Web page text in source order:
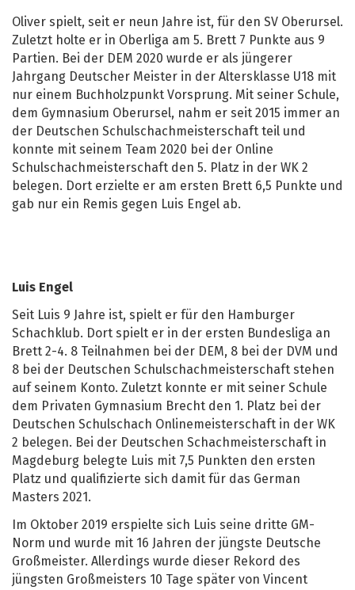
Oliver spielt, seit er neun Jahre ist, für den SV Oberursel.
Zuletzt holte er in Oberliga am 5. Brett 7 Punkte aus 9
Partien. Bei der DEM 2020 wurde er als jüngerer
Jahrgang Deutscher Meister in der Altersklasse U18 mit
nur einem Buchholzpunkt Vorsprung. Mit seiner Schule,
dem Gymnasium Oberursel, nahm er seit 2015 immer an
der Deutschen Schulschachmeisterschaft teil und
konnte mit seinem Team 2020 bei der Online
Schulschachmeisterschaft den 5. Platz in der WK 2
belegen. Dort erzielte er am ersten Brett 6,5 Punkte und
gab nur ein Remis gegen Luis Engel ab.
Luis Engel
Seit Luis 9 Jahre ist, spielt er für den Hamburger
Schachklub. Dort spielt er in der ersten Bundesliga an
Brett 2-4. 8 Teilnahmen bei der DEM, 8 bei der DVM und
8 bei der Deutschen Schulschachmeisterschaft stehen
auf seinem Konto. Zuletzt konnte er mit seiner Schule
dem Privaten Gymnasium Brecht den 1. Platz bei der
Deutschen Schulschach Onlinemeisterschaft in der WK
2 belegen. Bei der Deutschen Schachmeisterschaft in
Magdeburg belegte Luis mit 7,5 Punkten den ersten
Platz und qualifizierte sich damit für das German
Masters 2021.
Im Oktober 2019 erspielte sich Luis seine dritte GM-
Norm und wurde mit 16 Jahren der jüngste Deutsche
Großmeister. Allerdings wurde dieser Rekord des
jüngsten Großmeisters 10 Tage später von Vincent